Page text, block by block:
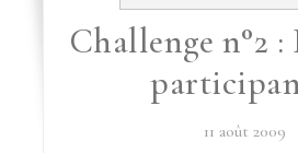
Challenge n°2 :
11 août 2009